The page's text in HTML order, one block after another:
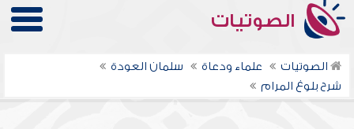
الصوتيات
الصوتيات علماء ودعاة
سلمان العودة
شرح بلوغ المرام